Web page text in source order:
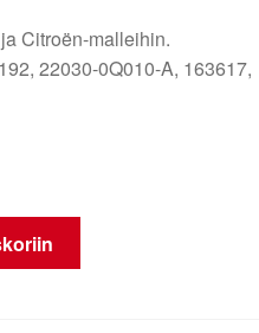
Citroën-malleihin.
22030-0Q010-A, 163617,